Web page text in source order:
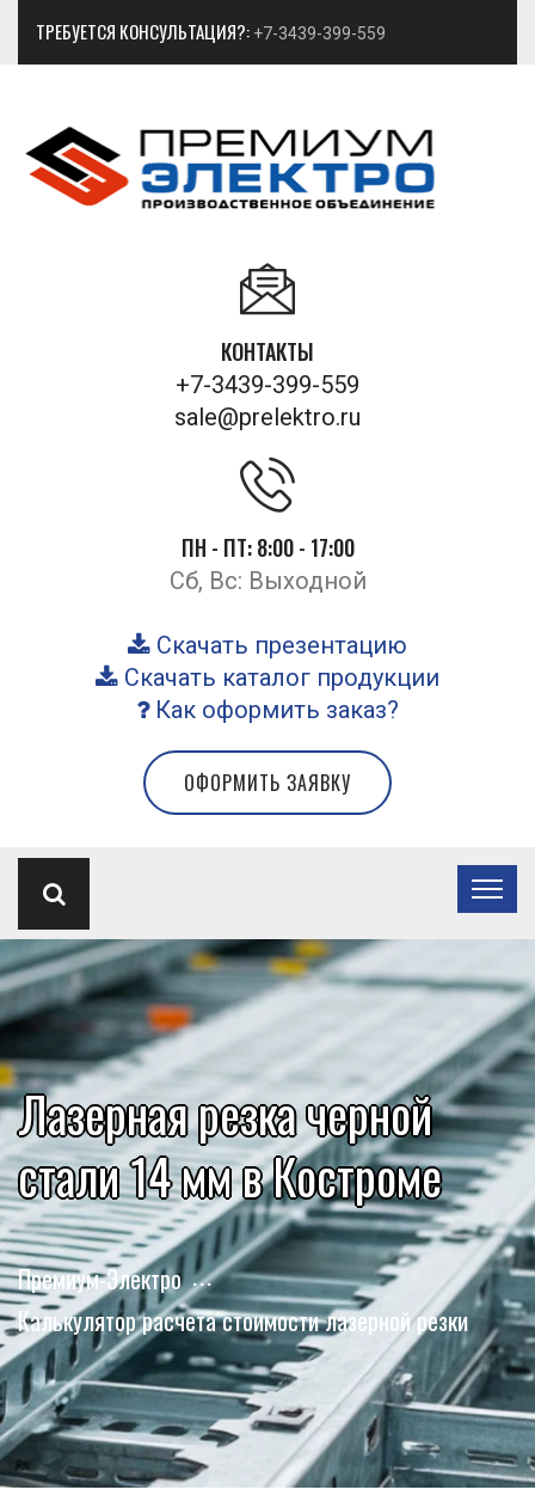
ТРЕБУЕТСЯ КОНСУЛЬТАЦИЯ?: +7-3439-399-559
КОНТАКТЫ
+7-3439-399-559
sale@prelektro.ru
ПН - ПТ: 8:00 - 17:00
Сб, Вс: Выходной
Скачать презентацию
Скачать каталог продукции
Как оформить заказ?
ОФОРМИТЬ ЗАЯВКУ
Лазерная резка черной
стали 14 мм в Костроме
Премиум-Электро
Калькулятор расчета стоимости лазерной резки